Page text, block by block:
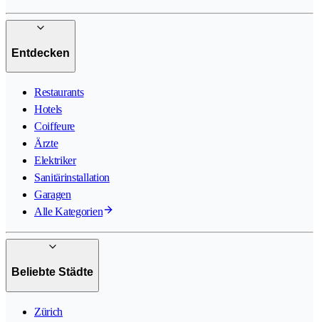
Entdecken
Restaurants
Hotels
Coiffeure
Ärzte
Elektriker
Sanitärinstallation
Garagen
Alle Kategorien
Beliebte Städte
Zürich